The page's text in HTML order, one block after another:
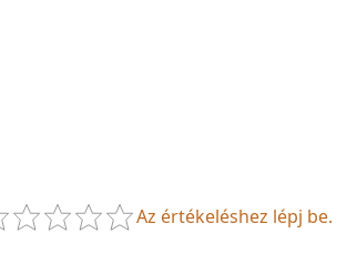
Az értékeléshez lépj be.